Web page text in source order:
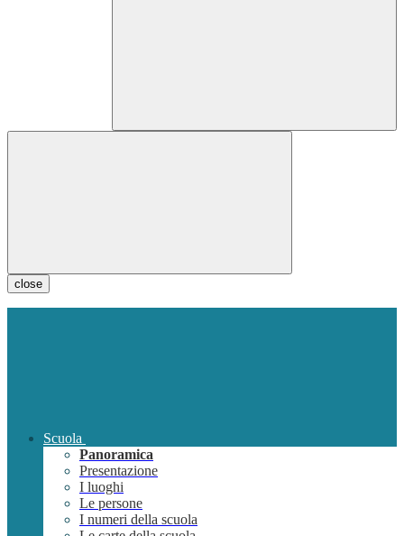
close
Scuola
Panoramica
Presentazione
I luoghi
Le persone
I numeri della scuola